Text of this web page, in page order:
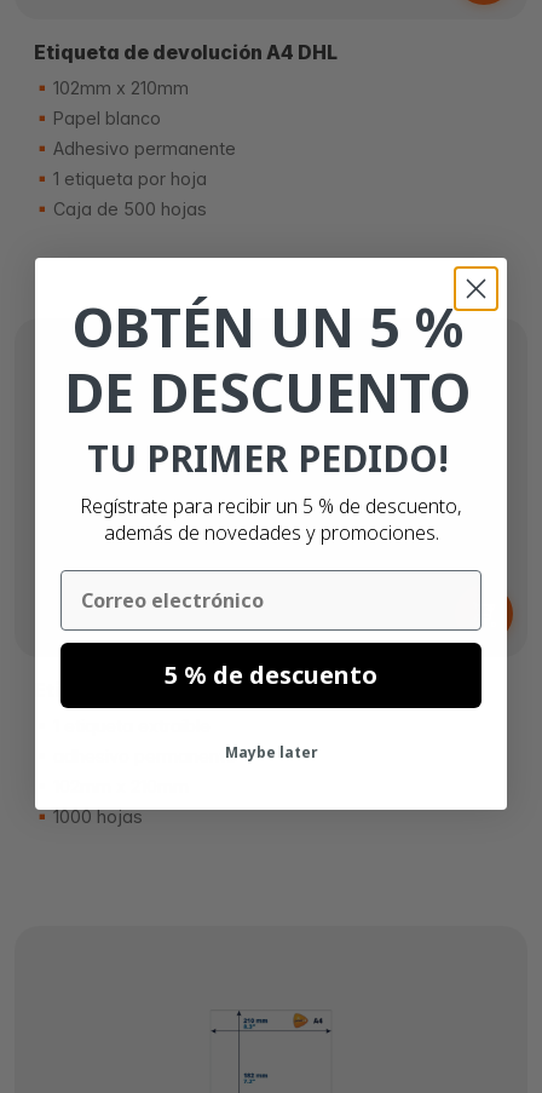
Etiqueta de devolución A4 DHL
102mm x 210mm
Papel blanco
Adhesivo permanente
1 etiqueta por hoja
Caja de 500 hojas
Desde
67,
Etiqueta de devolución A4 DHL
adhesivo permanente
1000 hojas
OBTÉN UN 5 %
DE DESCUENTO
TU PRIMER PEDIDO!
Regístrate para recibir un 5 % de descuento,
además de novedades y promociones.
Email
5 % de descuento
Maybe later